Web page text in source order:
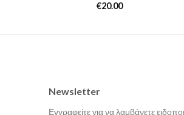
€20.00
Newsletter
Εγγραφείτε για να λαμβάνετε